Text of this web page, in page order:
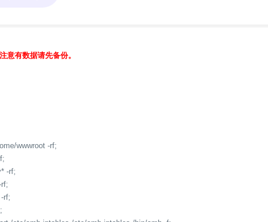
意有数据请先备份。
wwwroot -rf;
-rf;
rf;